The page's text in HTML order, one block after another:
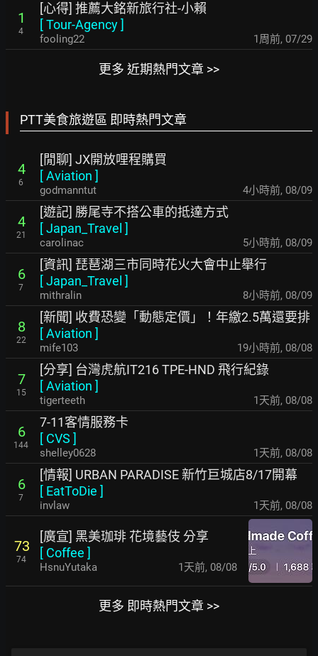
1
4
[心得] 推薦大銘新旅行社-小賴
[Tour-Agency]
fooling22 1周前, 07/29
更多 近期熱門文章 >>
PTT美食旅遊區 即時熱門文章
4
6
[閒聊] JX開放哩程購買
[Aviation ]
godmanntut 4小時前, 08/09
4
21
[遊記] 勝尾寺不搭公車的抵達方式
[Japan_Travel ]
carolinac 5小時前, 08/09
6
7
[資訊] 琵琶湖三市同時花火大會中止舉行
[Japan_Travel ]
mithralin 8小時前, 08/09
8
22
[新聞] 收費恐變「動態定價」！年繳2.5萬還要排
[Aviation ]
mife103 19小時前, 08/08
7
15
[分享] 台灣虎航IT216 TPE-HND 飛行紀錄
[Aviation ]
tigerteeth 1天前, 08/08
6
144
7-11客情服務卡
[ CVS ]
shelley0628 1天前, 08/08
6
7
[情報] URBAN PARADISE 新竹巨城店8/17開幕
[ EatToDie ]
invlaw 1天前, 08/08
73
74
[廣宣] 黑美珈琲 花境藝伎 分享
[ Coffee ]
HsnuYutaka 1天前, 08/08
更多 即時熱門文章 >>